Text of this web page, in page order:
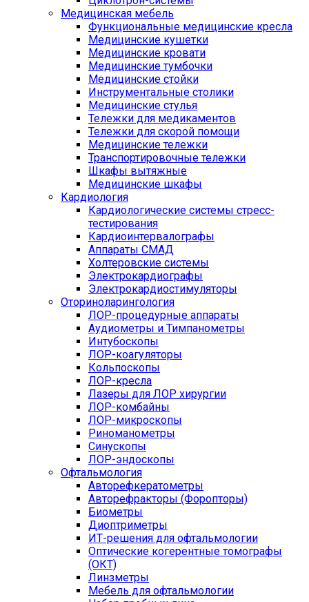
Медицинская мебель
Функциональные медицинские кресла
Медицинские кушетки
Медицинские кровати
Медицинские тумбочки
Медицинские стойки
Инструментальные столики
Медицинские стулья
Тележки для медикаментов
Тележки для скорой помощи
Медицинские тележки
Транспортировочные тележки
Шкафы вытяжные
Медицинские шкафы
Кардиология
Кардиологические системы стресс-
тестирования
Кардиоинтервалографы
Аппараты СМАД
Холтеровские системы
Электрокардиографы
Электрокардиостимуляторы
Оториноларингология
ЛОР-процедурные аппараты
Аудиометры и Тимпанометры
Интубоскопы
ЛОР-коагуляторы
Кольпоскопы
ЛОР-кресла
Лазеры для ЛОР хирургии
ЛОР-комбайны
ЛОР-микроскопы
Риноманометры
Синускопы
ЛОР-эндоскопы
Офтальмология
Авторефкератометры
Авторефракторы (Форопторы)
Биометры
Диоптриметры
ИТ-решения для офтальмологии
Оптические когерентные томографы
(ОКТ)
Линзметры
Мебель для офтальмологии